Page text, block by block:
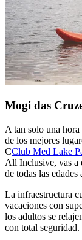
Mogi das
A tan solo una
de los mejores
CClub Med Lake
All Inclusive, vas a
de todas las
La infraestructura
vacaciones con
los adultos se
con total seguridad.